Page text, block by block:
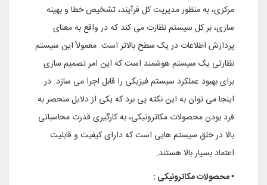
مرکزى، به منظور مدیریت کل فرآیند، تشخیص خطا و بهینه
سازى، بر کل سیستم نظارت مى کند که در واقع به معناى
پردازش اطلاعات در یک سطح بالاتر است. معمولاً این سیستم
نظارتى یک سیستم هوشمند است که این امر تصمیم سازى
براى بهبود عملکرد سیستم فیزیکى را قابل اجرا مى سازد. در
اینجا مى توان به این نکته پى برد که یکى از دلایل منحصر به
فرد بودن محصولات مکاترونیکى، به کارگیرى قدرت محاسباتى
بالا در خلق سیستم هایى است که داراى کیفیت و قابلیت
اعتماد بسیار بالا هستند.
• محصولات مکاترونیکى :